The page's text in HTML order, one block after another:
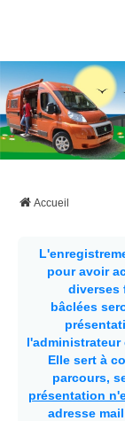
Fourgon-
Forum de conseils
aménagés, vans et
Accueil
pour avoir
diverses
bâclées
l'administrateur
Elle sert à
parcours,
présentation
adresse